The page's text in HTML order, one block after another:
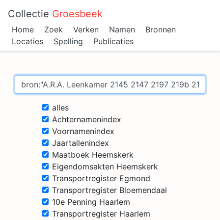
Collectie Groesbeek
Home Zoek Verken Namen
Bronnen
Locaties
Spelling Publicaties
alles
Achternamenindex
Voornamenindex
Jaartallenindex
Maatboek Heemskerk
Eigendomsakten Heemskerk
Transportregister Egmond
Transportregister Bloemendaal
10e Penning Haarlem
Transportregister Haarlem